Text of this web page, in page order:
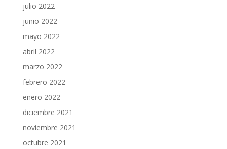
julio 2022
junio 2022
mayo 2022
abril 2022
marzo 2022
febrero 2022
enero 2022
diciembre 2021
noviembre 2021
octubre 2021